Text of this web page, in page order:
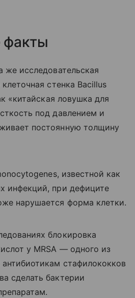
факты
же исследовательская
стенка Bacillus
«китайская ловушка для
под давлением и
постоянную толщину
известной как
инфекций, при дефиците
нарушается форма клетки.
блокировка
у MRSA — одного из
стафилококков
сделать бактерии